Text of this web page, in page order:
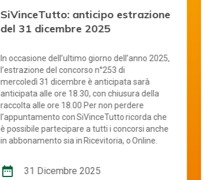
SiVinceTutto: anticipo estrazione
del 31 dicembre 2025
In occasione dell’ultimo giorno dell’anno 2025,
l’estrazione del concorso n°253 di
mercoledì 31 dicembre è anticipata sarà
anticipata alle ore 18.30, con chiusura della
raccolta alle ore 18.00 Per non perdere
l’appuntamento con SiVinceTutto ricorda che
è possibile partecipare a tutti i concorsi anche
in abbonamento sia in Ricevitoria, o Online.
date_range 31 Dicembre 2025